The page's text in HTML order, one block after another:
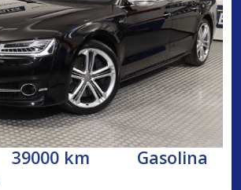
39000 km Gasolina